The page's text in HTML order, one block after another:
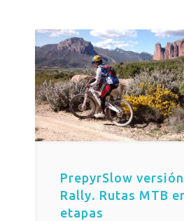
PrepyrSlow versión
Rally. Rutas MTB
etapas